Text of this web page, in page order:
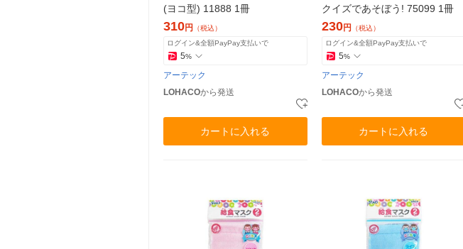
(ヨコ型) 11888 1冊
310円
（税込）
ログイン&全額PayPay支払いで
5%
アーテック
LOHACOから発送
カートに入れる
クイズであそぼう! 75099 1冊
230円
（税込）
ログイン&全額PayPay支払いで
5%
アーテック
LOHACOから発送
カートに入れる